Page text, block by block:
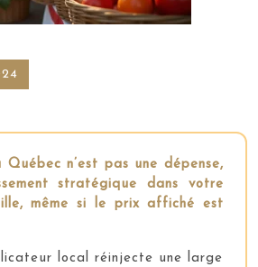
n’est pas une dépense,
stratégique dans votre
même si le prix affiché est
local réinjecte une large